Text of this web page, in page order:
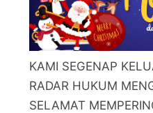
KAMI SEGENAP
RADAR HUKUM
SELAMAT